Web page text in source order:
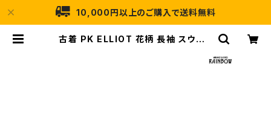
10,000円以上のご購入で送料無料
古着 PK ELLIOT 花柄 長袖 スウェッ